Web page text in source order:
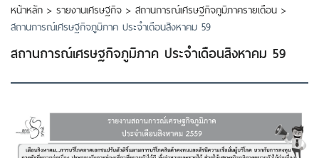
หน้าหลัก > รายงานเศรษฐกิจ > สถานการณ์เศรษฐกิจภูมิภาครายเดือน >
สถานการณ์เศรษฐกิจภูมิภาค ประจำเดือนสิงหาคม 59
สถานการณ์เศรษฐกิจภูมิภาค ประจำเดือนสิงหาคม 59